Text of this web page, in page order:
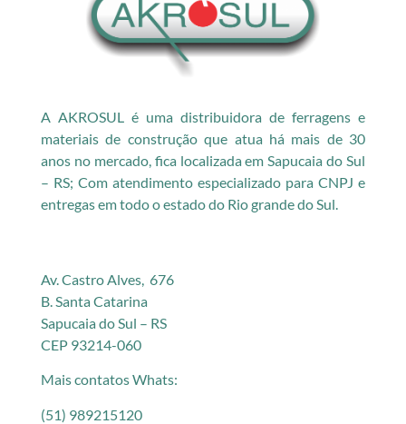
A AKROSUL é uma distribuidora de ferragens e
materiais de construção que atua há mais de 30
anos no mercado, fica localizada em Sapucaia do Sul
– RS; Com atendimento especializado para CNPJ e
entregas em todo o estado do Rio grande do Sul.
Av. Castro Alves, 676
B. Santa Catarina
Sapucaia do Sul – RS
CEP 93214-060
Mais contatos Whats:
(51) 989215120